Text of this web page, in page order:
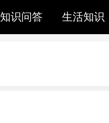
知识问答 生活知识